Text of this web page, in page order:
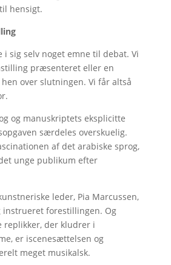
hensigt.
i sig selv noget emne til debat. Vi
præsenteret eller en
over slutningen. Vi får altså
og manuskriptets eksplicitte
særdeles overskuelig.
af det arabiske sprog,
unge publikum efter
leder, Pia Marcussen,
instrueret forestillingen. Og
replikker, der kludrer i
er iscenesættelsen og
meget musikalsk.